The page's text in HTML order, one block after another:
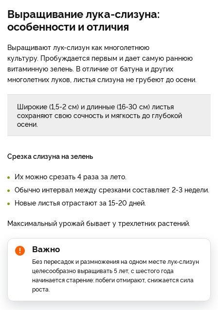
Выращивание лука-слизуна:
особенности и отличия
Выращивают лук-слизун как многолетнюю
культуру. Пробуждается первым и дает самую раннюю
витаминную зелень. В отличие от батуна и других
многолетних луков, листья слизуна не грубеют до осени.
Широкие (1,5-2 см) и длинные (16-30 см) листья
сохраняют свою сочность и мягкость до глубокой
осени.
Срезка слизуна на зелень
Их можно срезать 4 раза за лето.
Обычно интервал между срезками составляет 2-3 недели.
Новые листья отрастают за 15-20 дней.
Максимальный урожай бывает у трехлетних растений.
Важно
Без пересадок и размножения на одном месте лук-слизун
целесообразно выращивать 5 лет, с шестого года
начинается старение: побеги отмирают, снижается сила
роста.